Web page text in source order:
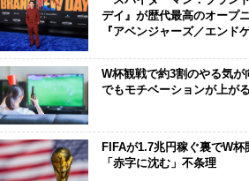
デイ』が歴代最高のオープ
『アベンジャーズ／エンド
W杯観戦で約3割のやる気が
でもモチベーションが上が
FIFAが1.7兆円稼ぐ裏でW杯
「赤字に沈む」不条理